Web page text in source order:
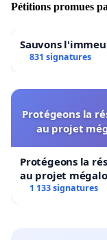
Pétitions promues
Sauvons
831 signatures
Protégeons la
au projet
Protégeons la
au projet
1 133 signatures